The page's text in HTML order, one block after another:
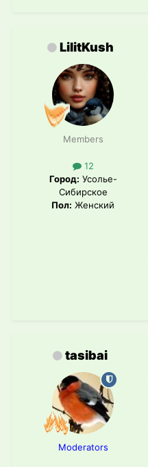
LilitKush
Members
12
Город: Усолье-
Сибирское
Пол: Женский
tasibai
Moderators